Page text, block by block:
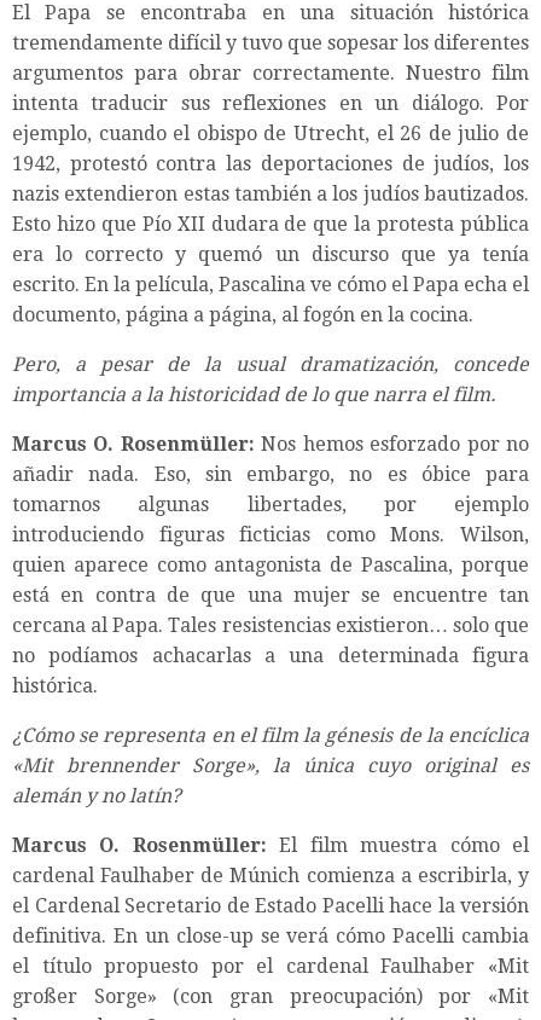
El Papa se encontraba en una situación histórica
tremendamente difícil y tuvo que sopesar los diferentes
argumentos para obrar correctamente. Nuestro film
intenta traducir sus reflexiones en un diálogo. Por
ejemplo, cuando el obispo de Utrecht, el 26 de julio de
1942, protestó contra las deportaciones de judíos, los
nazis extendieron estas también a los judíos bautizados.
Esto hizo que Pío XII dudara de que la protesta pública
era lo correcto y quemó un discurso que ya tenía
escrito. En la película, Pascalina ve cómo el Papa echa el
documento, página a página, al fogón en la cocina.
Pero, a pesar de la usual dramatización, concede
importancia a la historicidad de lo que narra el film.
Marcus O. Rosenmüller:Nos hemos esforzado por no
añadir nada. Eso, sin embargo, no es óbice para
tomarnos algunas libertades, por ejemplo
introduciendo figuras ficticias como Mons. Wilson,
quien aparece como antagonista de Pascalina, porque
está en contra de que una mujer se encuentre tan
cercana al Papa. Tales resistencias existieron… solo que
no podíamos achacarlas a una determinada figura
histórica.
¿Cómo se representa en el film la génesis de la encíclica
«Mit brennender Sorge», la única cuyo original es
alemán y no latín?
Marcus O. Rosenmüller:El film muestra cómo el
cardenal Faulhaber de Múnich comienza a escribirla, y
el Cardenal Secretario de Estado Pacelli hace la versión
definitiva. En un close-up se verá cómo Pacelli cambia
el título propuesto por el cardenal Faulhaber «Mit
großer Sorge» (con gran preocupación) por «Mit